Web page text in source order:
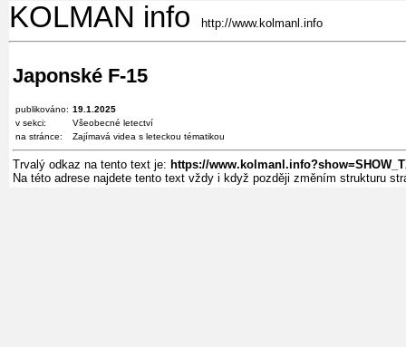
KOLMAN info http://www.kolmanl.info
Japonské F-15
publikováno: 19.1.2025
v sekci:
Všeobecné letectví
na stránce:
Zajímavá videa s leteckou tématikou
Trvalý odkaz na tento text je: https://
Na této adrese najdete tento text vždy i když později změním strukturu